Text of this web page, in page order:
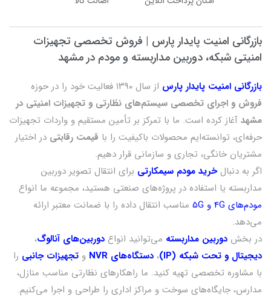
بازرگانی امنیت پایدار پارس | فروش تخصصی تجهیزات
امنیتی شبکه، دوربین مداربسته و مودم در مشهد
بازرگانی امنیت پایدار پارس از سال ۱۳۹۰ فعالیت خود را در حوزه
فروش و اجرای تخصصی سیستم‌های نظارتی و تجهیزات امنیتی در
مشهد آغاز کرده است. ما با تمرکز بر تأمین مستقیم و واردات تجهیزات
حرفه‌ای، توانسته‌ایم محصولات باکیفیت را با قیمت رقابتی در اختیار
مشتریان خانگی، تجاری و سازمانی قرار دهیم.
اگر به دنبالخرید مودم سیمکارتی برای انتقال تصویر دوربین
مداربسته یا استفاده در پروژه‌های صنعتی هستید، مجموعه ما انواع
مودم‌های 4G و 5G
مناسب انتقال داده را با ضمانت معتبر ارائه
می‌دهد.
در بخش دوربین مداربسته می‌توانید انواع دوربین‌های آنالوگ،
دیجیتال و تحت شبکه (IP)
، دستگاه‌های NVR و تجهیزات جانبی را
با مشاوره تخصصی تهیه کنید. ما راهکارهای نظارتی مناسب منازل،
مدارس، جایگاه‌های سوخت و مراکز اداری را طراحی و اجرا می‌کنیم.